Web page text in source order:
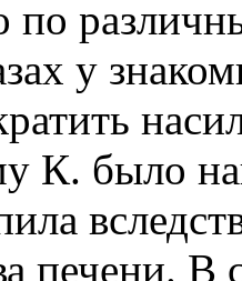
по
у
К. было
печени. В